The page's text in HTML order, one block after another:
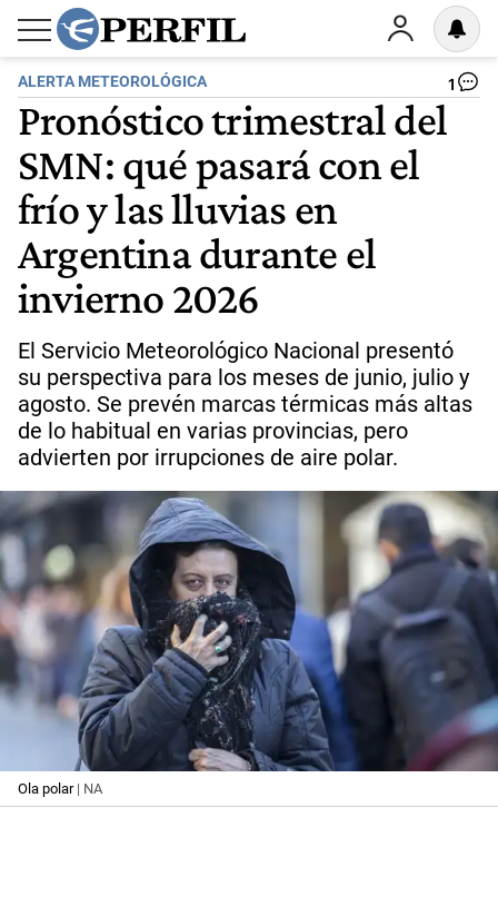
ALERTA METEOROLÓGICA 1
Pronóstico trimestral del
SMN: qué pasará con el
frío y las lluvias en
Argentina durante el
invierno 2026
El Servicio Meteorológico Nacional presentó
su perspectiva para los meses de junio, julio y
agosto. Se prevén marcas térmicas más altas
de lo habitual en varias provincias, pero
advierten por irrupciones de aire polar.
Ola polar| NA